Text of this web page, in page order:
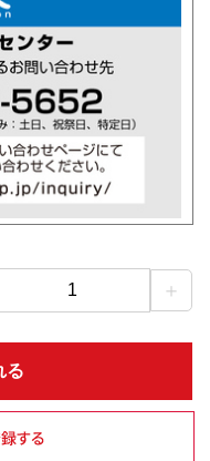
1 ＋
る